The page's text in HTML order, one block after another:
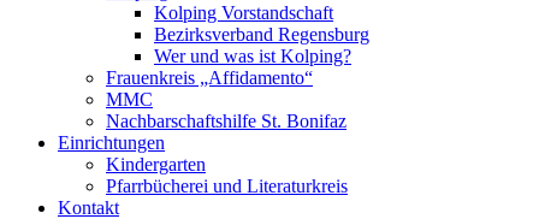
Kolping Vorstandschaft
Bezirksverband Regensburg
Wer und was ist Kolping?
Frauenkreis „Affidamento“
MMC
Nachbarschaftshilfe St. Bonifaz
Einrichtungen
Kindergarten
Pfarrbücherei und Literaturkreis
Kontakt